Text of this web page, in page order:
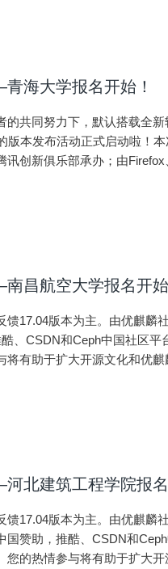
海大学报名开始！
的共同努力下，默认搭载全
版本发布活动正式启动啦！
讯创新俱乐部承办；由
昌航空大学报名开始
馈17.04版本为主。由优麒麟
、CSDN和Ceph中国社区
将有助于扩大开源文化和优
北建筑工程学院报名
馈17.04版本为主。由优麒麟
国赞助，推酷、CSDN和
您的热情参与将有助于扩大